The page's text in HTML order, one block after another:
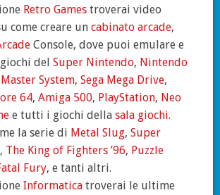
Retro Games troverai video
come creare un cabinato arcade,
Console, dove puoi emulare e
del Super Nintendo, Nintendo
Master System, Sega Mega Drive,
64, Amiga 500, PlayStation, Neo
e tutti i giochi della sala giochi.
la serie di Metal Slug, Super
, The King of Fighters ’96, Puzzle
Fury, e tanti altri.
Informatica troverai le ultime